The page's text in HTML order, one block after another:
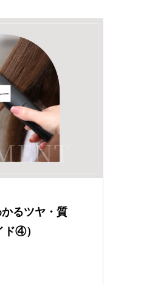
るツヤ・質
ド④）